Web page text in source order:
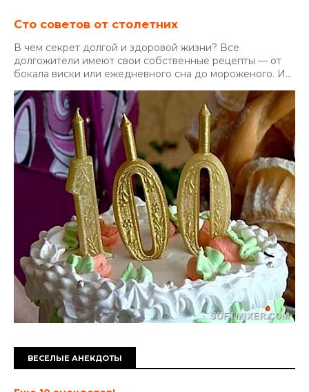
Сто советов от столетних
В чем секрет долгой и здоровой жизни? Все
долгожители имеют свои собственные рецепты — от
бокала виски или ежедневного сна до мороженого. И...
ВЕСЕЛЫЕ АНЕКДОТЫ